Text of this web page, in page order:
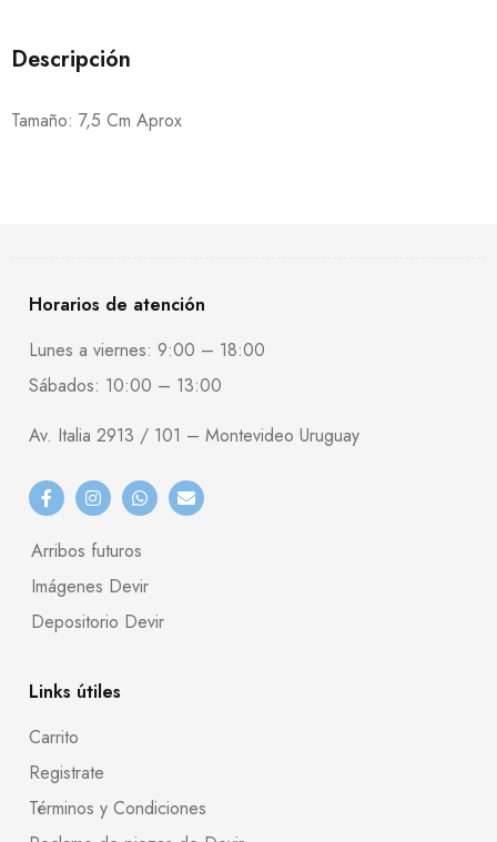
Descripción
Tamaño: 7,5 Cm Aprox
Horarios de atención
Lunes a viernes: 9:00 – 18:00
Sábados: 10:00 – 13:00
Av. Italia 2913 / 101 – Montevideo Uruguay
Arribos futuros
Imágenes Devir
Depositorio Devir
Links útiles
Carrito
Registrate
Términos y Condiciones